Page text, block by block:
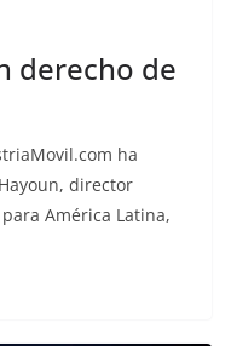
derecho de
ha
director
América Latina,